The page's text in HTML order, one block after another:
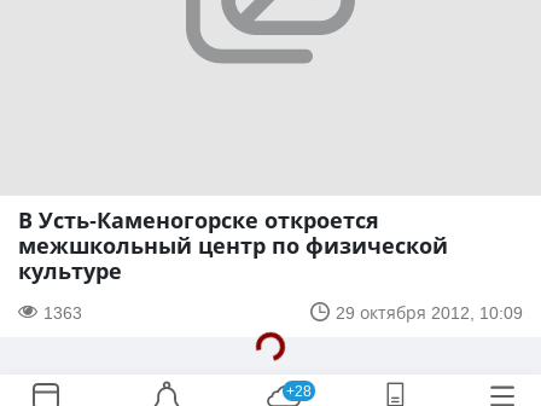
В Усть-Каменогорске откроется
межшкольный центр по физической
культуре
1363 29 октября 2012, 10:09
+28